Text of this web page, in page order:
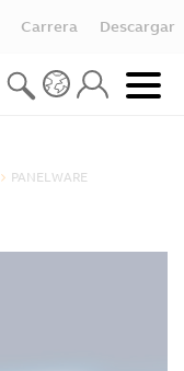
Carrera Descargar
PANELWARE